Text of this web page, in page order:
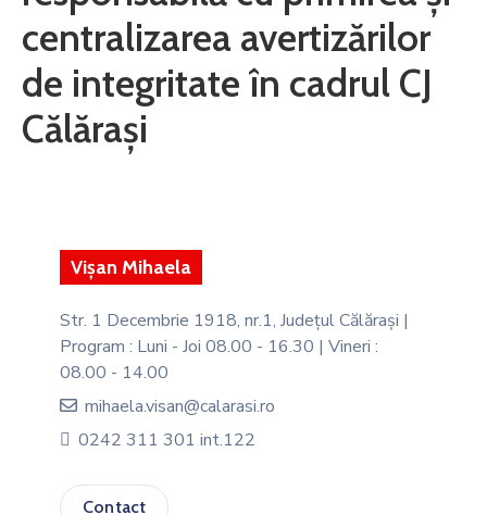
INSTITUȚIONALĂ
MONITORUL
OFICIAL
GHISEUL.RO
centralizarea avertizărilor
de integritate în cadrul CJ
Călărași
Vișan Mihaela
Str. 1 Decembrie 1918, nr.1, Județul Călărași |
Program : Luni - Joi 08.00 - 16.30 | Vineri :
08.00 - 14.00
mihaela.visan@calarasi.ro
0242 311 301 int.122
Contact